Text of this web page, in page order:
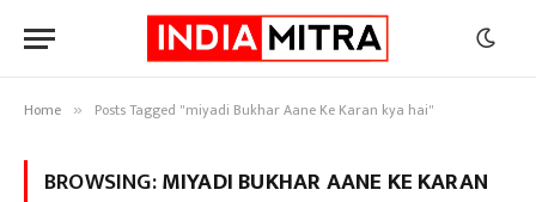
Home » Posts Tagged "miyadi Bukhar Aane Ke Karan kya hai"
BROWSING:MIYADI BUKHAR AANE KE KARAN